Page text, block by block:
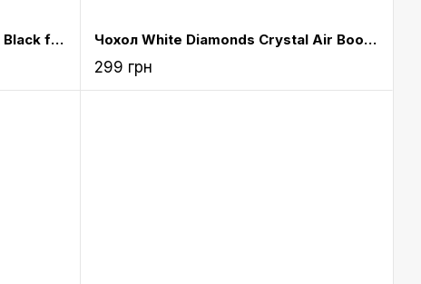
Чохол White Diamonds Booklet Black for iPad mini Retina (6011TRI6) Чохол White Diamonds Crystal Air Booklet Rose Gold for iPad mini 4 (6031TYT56)
299 грн